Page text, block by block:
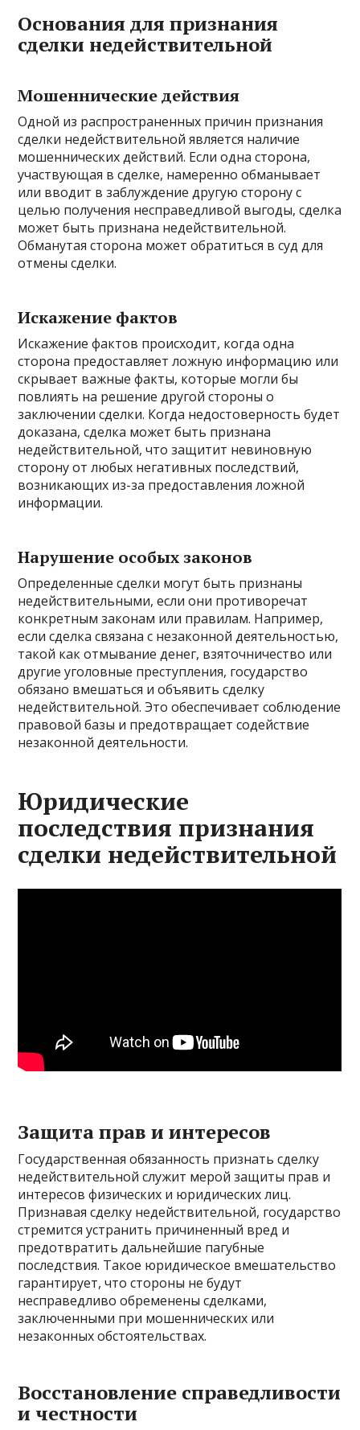
Основания для признания
сделки недействительной
Мошеннические действия
Одной из распространенных причин признания
сделки недействительной является наличие
мошеннических действий. Если одна сторона,
участвующая в сделке, намеренно обманывает
или вводит в заблуждение другую сторону с
целью получения несправедливой выгоды, сделка
может быть признана недействительной.
Обманутая сторона может обратиться в суд для
отмены сделки.
Искажение фактов
Искажение фактов происходит, когда одна
сторона предоставляет ложную информацию или
скрывает важные факты, которые могли бы
повлиять на решение другой стороны о
заключении сделки. Когда недостоверность будет
доказана, сделка может быть признана
недействительной, что защитит невиновную
сторону от любых негативных последствий,
возникающих из-за предоставления ложной
информации.
Нарушение особых законов
Определенные сделки могут быть признаны
недействительными, если они противоречат
конкретным законам или правилам. Например,
если сделка связана с незаконной деятельностью,
такой как отмывание денег, взяточничество или
другие уголовные преступления, государство
обязано вмешаться и объявить сделку
недействительной. Это обеспечивает соблюдение
правовой базы и предотвращает содействие
незаконной деятельности.
Юридические
последствия признания
сделки недействительной
Защита прав и интересов
Государственная обязанность признать сделку
недействительной служит мерой защиты прав и
интересов физических и юридических лиц.
Признавая сделку недействительной, государство
стремится устранить причиненный вред и
предотвратить дальнейшие пагубные
последствия. Такое юридическое вмешательство
гарантирует, что стороны не будут
несправедливо обременены сделками,
заключенными при мошеннических или
незаконных обстоятельствах.
Восстановление справедливости
и честности